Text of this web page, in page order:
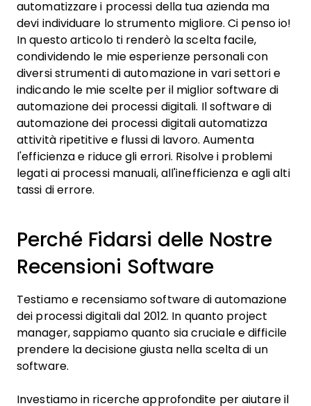
automatizzare i processi della tua azienda ma
devi individuare lo strumento migliore. Ci penso io!
In questo articolo ti renderò la scelta facile,
condividendo le mie esperienze personali con
diversi strumenti di automazione in vari settori e
indicando le mie scelte per il miglior software di
automazione dei processi digitali. Il software di
automazione dei processi digitali automatizza
attività ripetitive e flussi di lavoro. Aumenta
l'efficienza e riduce gli errori. Risolve i problemi
legati ai processi manuali, all'inefficienza e agli alti
tassi di errore.
Perché Fidarsi delle Nostre
Recensioni Software
Testiamo e recensiamo software di automazione
dei processi digitali dal 2012. In quanto project
manager, sappiamo quanto sia cruciale e difficile
prendere la decisione giusta nella scelta di un
software.
Investiamo in ricerche approfondite per aiutare il